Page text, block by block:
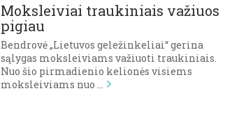
Moksleiviai traukiniais važiuos
pigiau
Bendrovė „Lietuvos geležinkeliai“ gerina
sąlygas moksleiviams važiuoti traukiniais.
Nuo šio pirmadienio kelionės visiems
moksleiviams nuo …